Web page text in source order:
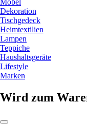
Dekoration
Tischgedeck
Heimtextilien
Lampen
Teppiche
Haushaltsgeräte
Lifestyle
Marken
Wird zum